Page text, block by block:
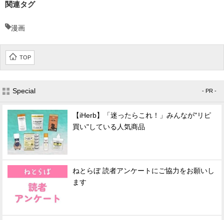
関連タグ
漫画
TOP
Special - PR -
【iHerb】「迷ったらこれ！」みんなが"リピ
買い"している人気商品
ねとらぼ 読者アンケートにご協力をお願いし
ます